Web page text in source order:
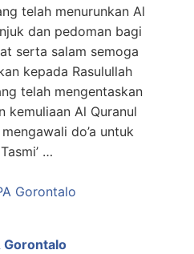
telah menurunkan Al
dan pedoman bagi
serta salam semoga
kepada Rasulullah
telah mengentaskan
kemuliaan Al Quranul
do’a untuk
…
Gorontalo